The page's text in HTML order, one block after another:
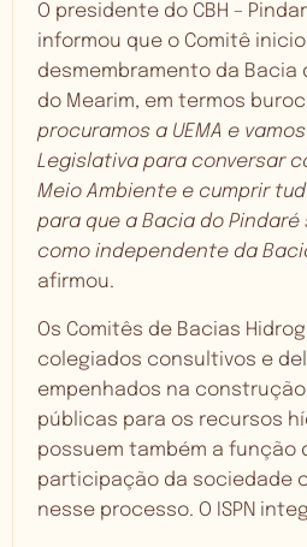
O presidente do CBH –
informou que o Comitê
desmembramento da Bacia
do Mearim, em termos
procuramos a UEMA e
Legislativa para conversar
Meio Ambiente e cumprir
para que a Bacia do
como independente da
afirmou.
Os Comitês de Bacias
colegiados consultivos e
empenhados na
públicas para os recursos
possuem também a função
participação da sociedade
nesse processo. O ISPN